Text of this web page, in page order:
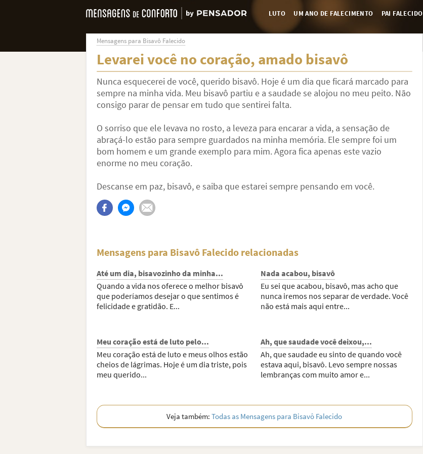
LUTO UM ANO DE FALECIMENTO PAI FALECIDO
Mensagens para Bisavô Falecido
Levarei você no coração, amado bisavô
Nunca esquecerei de você, querido bisavô. Hoje é um dia que ficará marcado para
sempre na minha vida. Meu bisavô partiu e a saudade se alojou no meu peito. Não
consigo parar de pensar em tudo que sentirei falta.
O sorriso que ele levava no rosto, a leveza para encarar a vida, a sensação de
abraçá-lo estão para sempre guardados na minha memória. Ele sempre foi um
bom homem e um grande exemplo para mim. Agora fica apenas este vazio
enorme no meu coração.
Descanse em paz, bisavô, e saiba que estarei sempre pensando em você.
Mensagens para Bisavô Falecido relacionadas
Até um dia, bisavozinho da minha...
Quando a vida nos oferece o melhor bisavô
que poderíamos desejar o que sentimos é
felicidade e gratidão. E...
Nada acabou, bisavô
Eu sei que acabou, bisavô, mas acho que
nunca iremos nos separar de verdade. Você
não está mais aqui entre...
Meu coração está de luto pelo...
Meu coração está de luto e meus olhos estão
cheios de lágrimas. Hoje é um dia triste, pois
meu querido...
Ah, que saudade você deixou,...
Ah, que saudade eu sinto de quando você
estava aqui, bisavô. Levo sempre nossas
lembranças com muito amor e...
Veja também:Todas as Mensagens para Bisavô Falecido